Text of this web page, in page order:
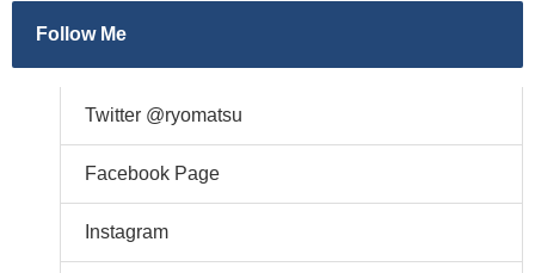
Follow Me
Twitter @ryomatsu
Facebook Page
Instagram